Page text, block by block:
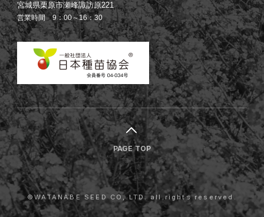
宮城県栗原市瀬峰諏訪原221
営業時間 9：00～16：30
PAGE TOP
©WATANABE SEED CO,.LTD. all rights reserved.